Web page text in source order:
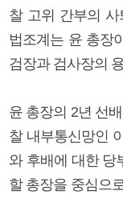
찰 고위 간부의
법조계는 윤 총장
검장과 검사장의
윤 총장의 2년 선
찰 내부통신망인
와 후배에 대한 당
할 총장을 중심으